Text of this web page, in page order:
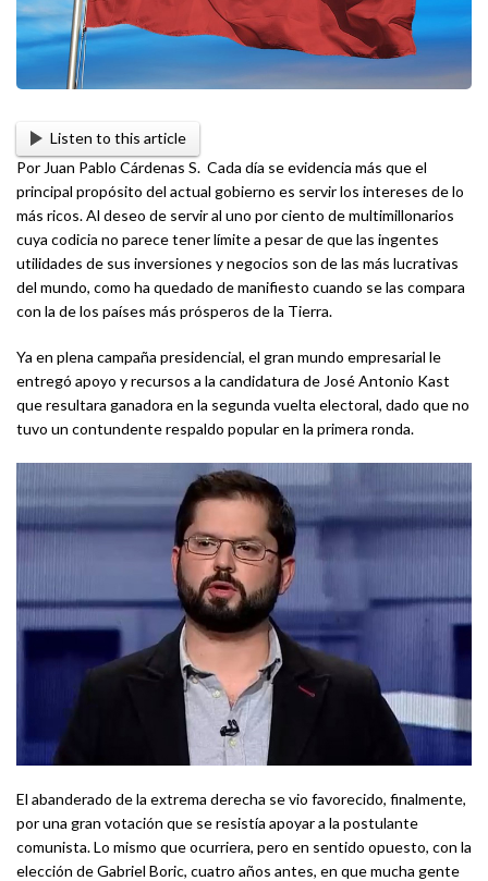
Listen to this article
Por Juan Pablo Cárdenas S. Cada día se evidencia más que el
principal propósito del actual gobierno es servir los intereses de lo
más ricos. Al deseo de servir al uno por ciento de multimillonarios
cuya codicia no parece tener límite a pesar de que las ingentes
utilidades de sus inversiones y negocios son de las más lucrativas
del mundo, como ha quedado de manifiesto cuando se las compara
con la de los países más prósperos de la Tierra.
Ya en plena campaña presidencial, el gran mundo empresarial le
entregó apoyo y recursos a la candidatura de José Antonio Kast
que resultara ganadora en la segunda vuelta electoral, dado que no
tuvo un contundente respaldo popular en la primera ronda.
El abanderado de la extrema derecha se vio favorecido, finalmente,
por una gran votación que se resistía apoyar a la postulante
comunista. Lo mismo que ocurriera, pero en sentido opuesto, con la
elección de Gabriel Boric, cuatro años antes, en que mucha gente